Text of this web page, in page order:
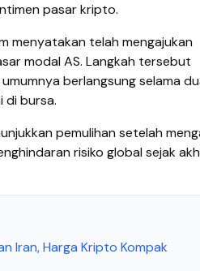
pasar kripto.
menyatakan telah mengajukan
modal AS. Langkah tersebut
berlangsung selama
di bursa.
pemulihan setelah
risiko global sejak
Iran, Harga Kripto Kompak